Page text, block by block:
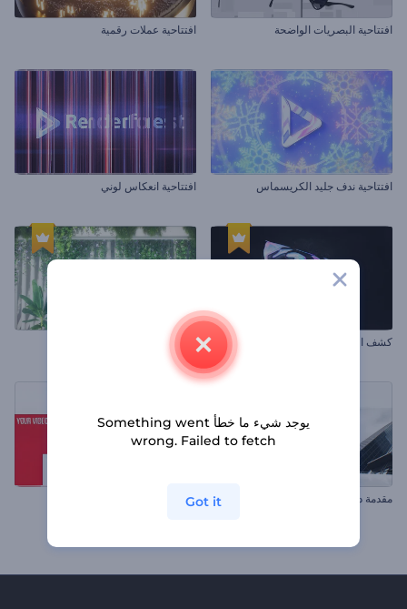
افتتاحية البصريات الواضحة افتتاحية عملات رقمية
افتتاحية ندف جليد الكريسماس افتتاحية انعكاس لوني
كشف الشعار بالألوان المائية افتتاحية اللافتة الزجاجية
مقدمة ديناميكية للأعمال ترويج يوتيوب
يوجد شيء ما خطأ Something went
wrong. Failed to fetch
Got it